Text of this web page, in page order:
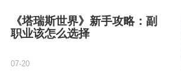
《塔瑞斯世界》新手攻略：副
职业该怎么选择
07-20